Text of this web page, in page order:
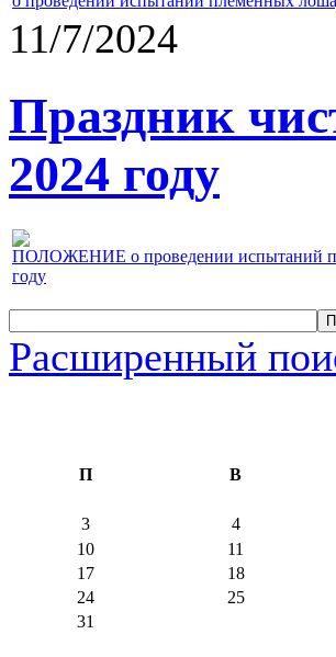
11/7/2024
Праздник
2024 году
ПОЛОЖЕНИЕ о проведении испытаний
году
Расширенный
П В
3 4
10
11
17
18
24
25
31